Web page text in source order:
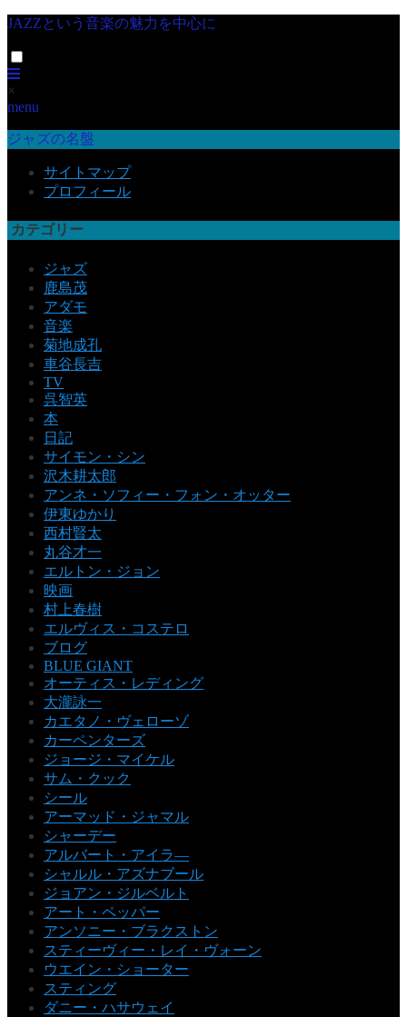
JAZZという音楽の魅力を中心に
×
menu
ジャズの名盤
サイトマップ
プロフィール
カテゴリー
ジャズ
鹿島茂
アダモ
音楽
菊地成孔
車谷長吉
TV
呉智英
本
日記
サイモン・シン
沢木耕太郎
アンネ・ソフィー・フォン・オッター
伊東ゆかり
西村賢太
丸谷才一
エルトン・ジョン
映画
村上春樹
エルヴィス・コステロ
ブログ
BLUE GIANT
オーティス・レディング
大瀧詠一
カエタノ・ヴェローゾ
カーペンターズ
ジョージ・マイケル
サム・クック
シール
アーマッド・ジャマル
シャーデー
アルバート・アイラ―
シャルル・アズナブール
ジョアン・ジルベルト
アート・ペッパー
アンソニー・ブラクストン
スティーヴィー・レイ・ヴォーン
ウエイン・ショーター
スティング
ダニー・ハサウェイ